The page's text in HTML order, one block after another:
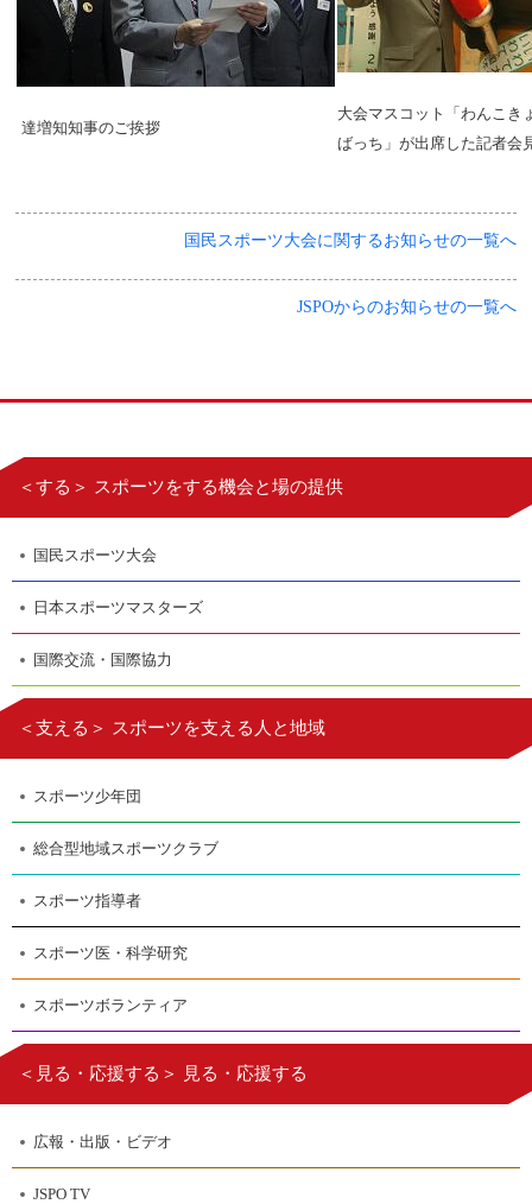
達増知知事のご挨拶
大会マスコット「わんこき
ばっち」が出席した記者会
国民スポーツ大会に関するお知らせの一覧へ
JSPOからのお知らせの一覧へ
＜する＞ スポーツをする機会と場の提供
国民スポーツ大会
日本スポーツマスターズ
国際交流・国際協力
＜支える＞ スポーツを支える人と地域
スポーツ少年団
総合型地域スポーツクラブ
スポーツ指導者
スポーツ医・科学研究
スポーツボランティア
＜見る・応援する＞ 見る・応援する
広報・出版・ビデオ
JSPO TV